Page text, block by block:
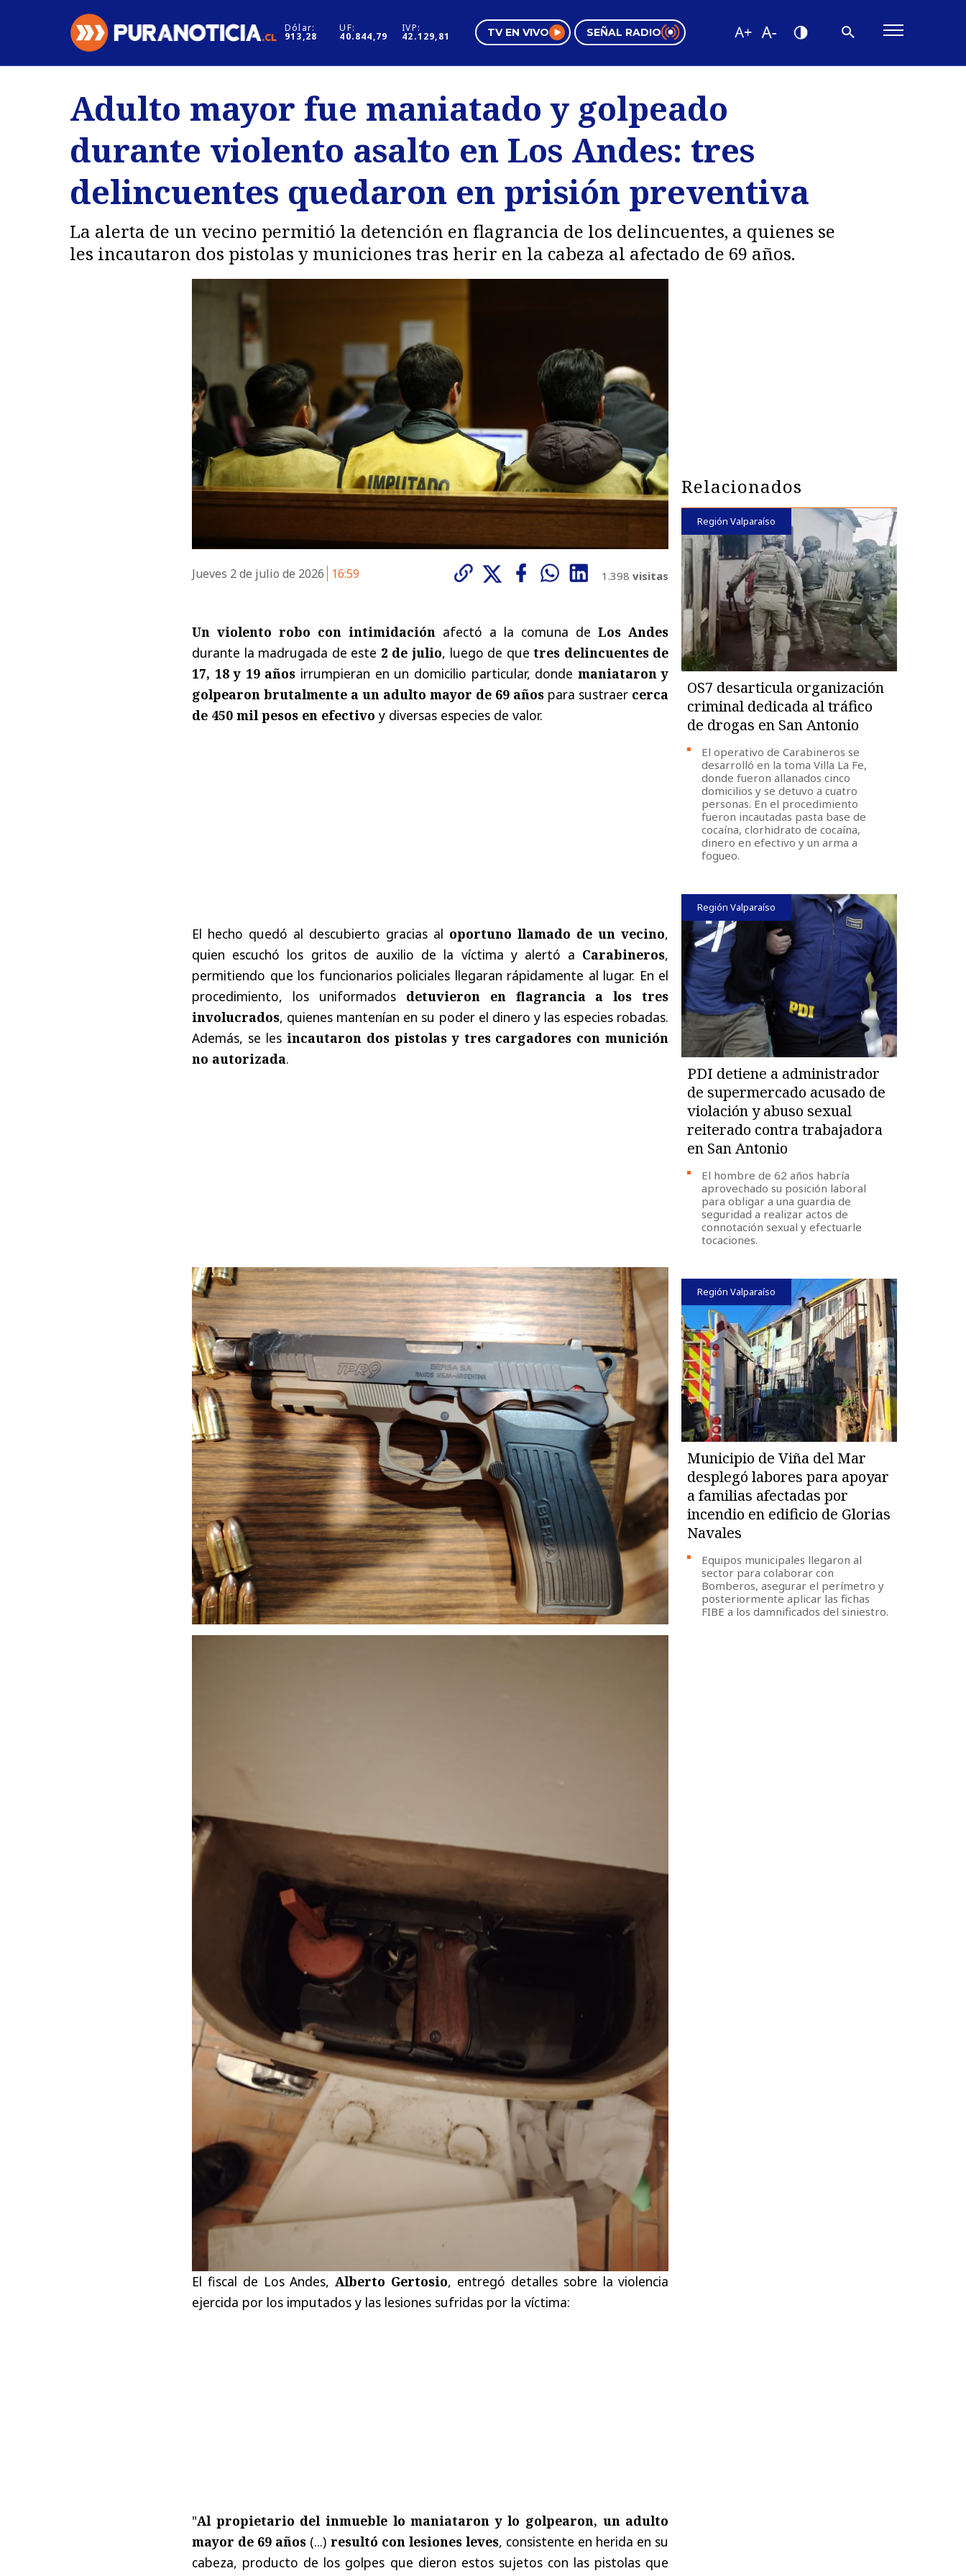
Dólar:
913,28
UF:
40.844,79
IVP:
42.129,81 TV EN VIVO SEÑAL RADIO
Regiones
Deportes
Internacional
Motores
Negocios
Pura Mujer
Tendencias
Videos
Adulto mayor fue maniatado y golpeado
durante violento asalto en Los Andes: tres
delincuentes quedaron en prisión preventiva
La alerta de un vecino permitió la detención en flagrancia de los delincuentes, a quienes se
les incautaron dos pistolas y municiones tras herir en la cabeza al afectado de 69 años.
Jueves 2 de julio de 2026 16:59 1.398 visitas
Un violento robo con intimidación afectó a la comuna deLos Andes
durante la madrugada de este 2 de julio, luego de quetres delincuentes de
17, 18 y 19 años irrumpieran en un domicilio particular, donde maniataron y
golpearon brutalmente a un adulto mayor de 69 años para sustraer cerca
de 450 mil pesos en efectivo y diversas especies de valor.
El hecho quedó al descubierto gracias al oportuno llamado de un vecino,
quien escuchó los gritos de auxilio de la víctima y alertó a Carabineros,
permitiendo que los funcionarios policiales llegaran rápidamente al lugar. En el
procedimiento, los uniformados detuvieron en flagrancia a los tres
involucrados, quienes mantenían en su poder el dinero y las especies robadas.
Además, se les incautaron dos pistolas y tres cargadores con munición
no autorizada.
El fiscal de Los Andes,Alberto Gertosio, entregó detalles sobre la violencia
ejercida por los imputados y las lesiones sufridas por la víctima:
"Al propietario del inmueble lo maniataron y lo golpearon, un adulto
mayor de 69 años (...) resultó con lesiones leves, consistente en herida en su
cabeza, producto de los golpes que dieron estos sujetos con las pistolas que
Relacionados
Región Valparaíso
OS7 desarticula organización
criminal dedicada al tráfico
de drogas en San Antonio
El operativo de Carabineros se
desarrolló en la toma Villa La Fe,
donde fueron allanados cinco
domicilios y se detuvo a cuatro
personas. En el procedimiento
fueron incautadas pasta base de
cocaína, clorhidrato de cocaína,
dinero en efectivo y un arma a
fogueo.
Región Valparaíso
PDI detiene a administrador
de supermercado acusado de
violación y abuso sexual
reiterado contra trabajadora
en San Antonio
El hombre de 62 años habría
aprovechado su posición laboral
para obligar a una guardia de
seguridad a realizar actos de
connotación sexual y efectuarle
tocaciones.
Región Valparaíso
Municipio de Viña del Mar
desplegó labores para apoyar
a familias afectadas por
incendio en edificio de Glorias
Navales
Equipos municipales llegaron al
sector para colaborar con
Bomberos, asegurar el perímetro y
posteriormente aplicar las fichas
FIBE a los damnificados del siniestro.